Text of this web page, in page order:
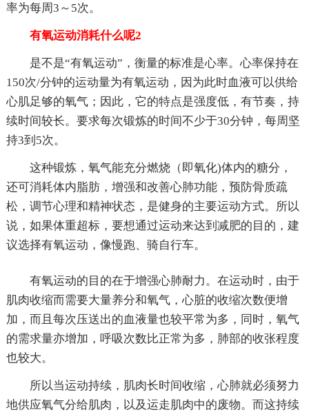
率为每周3～5次。
有氧运动消耗什么呢2
是不是“有氧运动”，衡量的标准是心率。心率保持在
150次/分钟的运动量为有氧运动，因为此时血液可以供给
心肌足够的氧气；因此，它的特点是强度低，有节奏，持
续时间较长。要求每次锻炼的时间不少于30分钟，每周坚
持3到5次。
这种锻炼，氧气能充分燃烧（即氧化)体内的糖分，
还可消耗体内脂肪，增强和改善心肺功能，预防骨质疏
松，调节心理和精神状态，是健身的主要运动方式。所以
说，如果体重超标，要想通过运动来达到减肥的目的，建
议选择有氧运动，像慢跑、骑自行车。
有氧运动的目的在于增强心肺耐力。在运动时，由于
肌肉收缩而需要大量养分和氧气，心脏的收缩次数便增
加，而且每次压送出的血液量也较平常为多，同时，氧气
的需求量亦增加，呼吸次数比正常为多，肺部的收张程度
也较大。
所以当运动持续，肌肉长时间收缩，心肺就必须努力
地供应氧气分给肌肉，以及运走肌肉中的废物。而这持续